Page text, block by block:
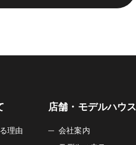
理由
店舗・モデルハウス
会社案内